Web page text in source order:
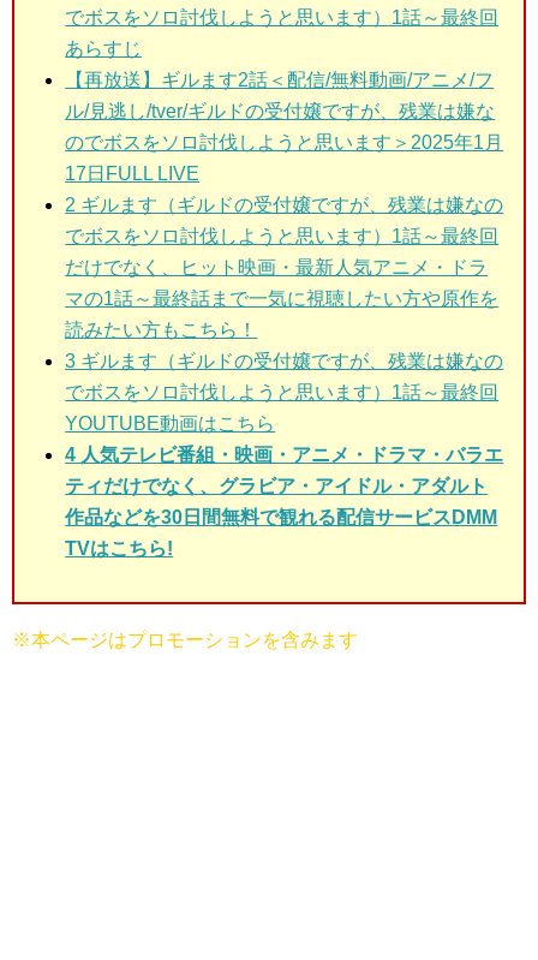
でボスをソロ討伐しようと思います）1話～最終回
あらすじ
【再放送】ギルます2話＜配信/無料動画/アニメ/フ
ル/見逃し/tver/ギルドの受付嬢ですが、残業は嫌な
のでボスをソロ討伐しようと思います＞2025年1月
17日FULL LIVE
2 ギルます（ギルドの受付嬢ですが、残業は嫌なの
でボスをソロ討伐しようと思います）1話～最終回
だけでなく、ヒット映画・最新人気アニメ・ドラ
マの1話～最終話まで一気に視聴したい方や原作を
読みたい方もこちら！
3 ギルます（ギルドの受付嬢ですが、残業は嫌なの
でボスをソロ討伐しようと思います） 1話～最終回
YOUTUBE動画はこちら
4 人気テレビ番組・映画・アニメ・ドラマ・バラエ
ティだけでなく、グラビア・アイドル・アダルト
作品などを30日間無料で観れる配信サービスDMM
TVはこちら!
※本ページはプロモーションを含みます